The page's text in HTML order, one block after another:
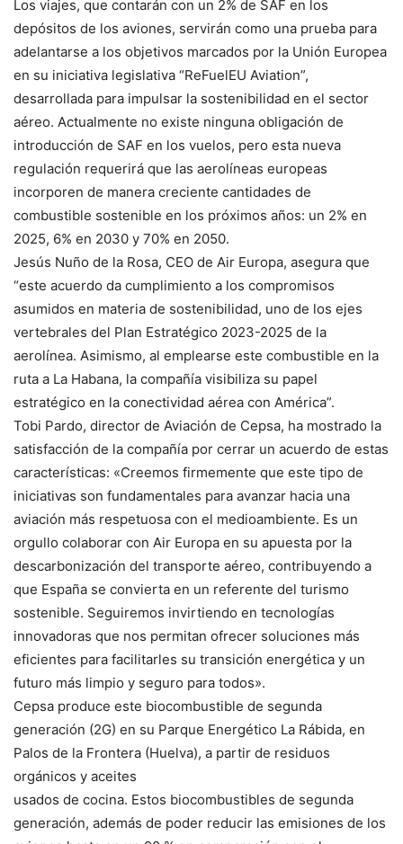
Los viajes, que contarán con un 2% de SAF en los
depósitos de los aviones, servirán como una prueba para
adelantarse a los objetivos marcados por la Unión Europea
en su iniciativa legislativa “ReFuelEU Aviation”,
desarrollada para impulsar la sostenibilidad en el sector
aéreo. Actualmente no existe ninguna obligación de
introducción de SAF en los vuelos, pero esta nueva
regulación requerirá que las aerolíneas europeas
incorporen de manera creciente cantidades de
combustible sostenible en los próximos años: un 2% en
2025, 6% en 2030 y 70% en 2050.
Jesús Nuño de la Rosa, CEO de Air Europa, asegura que
“este acuerdo da cumplimiento a los compromisos
asumidos en materia de sostenibilidad, uno de los ejes
vertebrales del Plan Estratégico 2023-2025 de la
aerolínea. Asimismo, al emplearse este combustible en la
ruta a La Habana, la compañía visibiliza su papel
estratégico en la conectividad aérea con América”.
Tobi Pardo, director de Aviación de Cepsa, ha mostrado la
satisfacción de la compañía por cerrar un acuerdo de estas
características: «Creemos firmemente que este tipo de
iniciativas son fundamentales para avanzar hacia una
aviación más respetuosa con el medioambiente. Es un
orgullo colaborar con Air Europa en su apuesta por la
descarbonización del transporte aéreo, contribuyendo a
que España se convierta en un referente del turismo
sostenible. Seguiremos invirtiendo en tecnologías
innovadoras que nos permitan ofrecer soluciones más
eficientes para facilitarles su transición energética y un
futuro más limpio y seguro para todos».
Cepsa produce este biocombustible de segunda
generación (2G) en su Parque Energético La Rábida, en
Palos de la Frontera (Huelva), a partir de residuos
orgánicos y aceites
usados de cocina. Estos biocombustibles de segunda
generación, además de poder reducir las emisiones de los